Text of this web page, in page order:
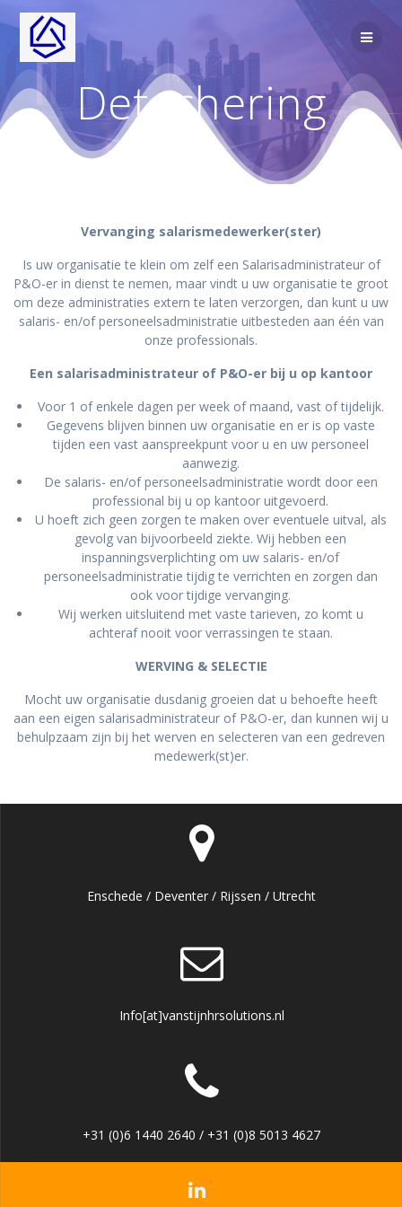
inhoud
Detachering
Vervanging salarismedewerker(ster)
Is uw organisatie te klein om zelf een Salarisadministrateur of
P&O-er in dienst te nemen, maar vindt u uw organisatie te groot
om deze administraties extern te laten verzorgen, dan kunt u uw
salaris- en/of personeelsadministratie uitbesteden aan één van
onze professionals.
Een salarisadministrateur of P&O-er bij u op kantoor
Voor 1 of enkele dagen per week of maand, vast of tijdelijk.
Gegevens blijven binnen uw organisatie en er is op vaste
tijden een vast aanspreekpunt voor u en uw personeel
aanwezig.
De salaris- en/of personeelsadministratie wordt door een
professional bij u op kantoor uitgevoerd.
U hoeft zich geen zorgen te maken over eventuele uitval, als
gevolg van bijvoorbeeld ziekte. Wij hebben een
inspanningsverplichting om uw salaris- en/of
personeelsadministratie tijdig te verrichten en zorgen dan
ook voor tijdige vervanging.
Wij werken uitsluitend met vaste tarieven, zo komt u
achteraf nooit voor verrassingen te staan.
WERVING & SELECTIE
Mocht uw organisatie dusdanig groeien dat u behoefte heeft
aan een eigen salarisadministrateur of P&O-er, dan kunnen wij u
behulpzaam zijn bij het werven en selecteren van een gedreven
medewerk(st)er.
Enschede / Deventer / Rijssen / Utrecht
Info[at]vanstijnhrsolutions.nl
+31 (0)6 1440 2640 / +31 (0)8 5013 4627